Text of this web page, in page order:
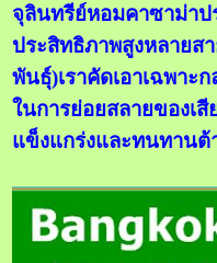
จุลินทรีย์หอมคาซาม่า
ประสิทธิภาพสูงหลายส
พันธุ์)เราคัดเอาเฉพาะ
ในการย่อยสลายของเ
แข็งแกร่งและทนทาน